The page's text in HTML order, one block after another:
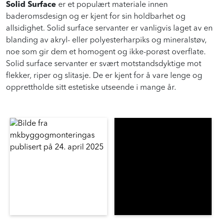
Solid Surface er et populært materiale innen
baderomsdesign og er kjent for sin holdbarhet og
allsidighet. Solid surface servanter er vanligvis laget av en
blanding av akryl- eller polyesterharpiks og mineralstøv,
noe som gir dem et homogent og ikke-porøst overflate.
Solid surface servanter er svært motstandsdyktige mot
flekker, riper og slitasje. De er kjent for å vare lenge og
opprettholde sitt estetiske utseende i mange år.